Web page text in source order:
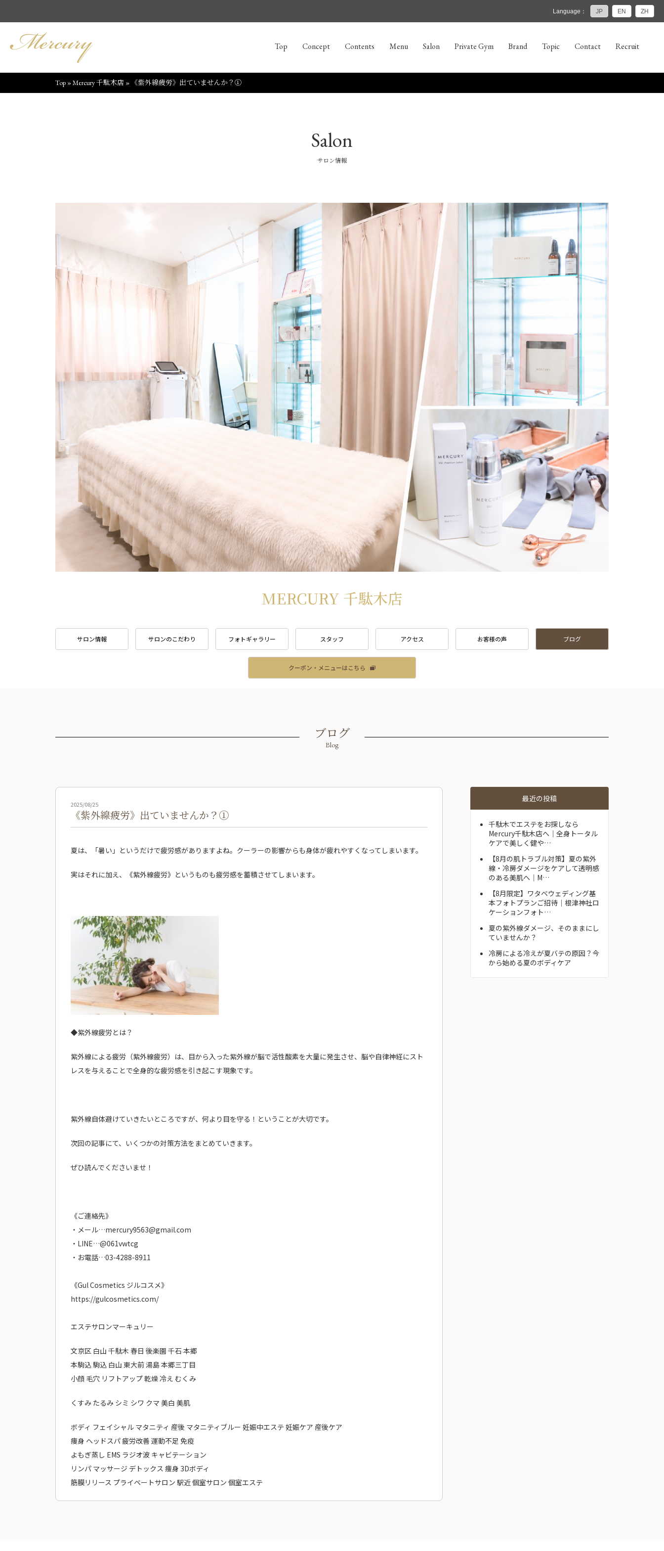
Language： JP EN ZH
Top Concept Contents Menu Salon Private Gym Brand Topic Contact Recruit
Top »Mercury 千駄木店 » 《紫外線疲労》出ていませんか？①
Salon
サロン情報
MERCURY 千駄木店
サロン情報 サロンのこだわり フォトギャラリー スタッフ アクセス お客様の声 ブログ
クーポン・メニューはこちら
ブログ
Blog
2025/08/25
《紫外線疲労》出ていませんか？①
夏は、「暑い」というだけで疲労感がありますよね。クーラーの影響からも身体が疲れやすくなってしまいます。
実はそれに加え、《紫外線疲労》というものも疲労感を蓄積させてしまいます。
◆紫外線疲労とは？
紫外線による疲労（紫外線疲労）は、目から入った紫外線が脳で活性酸素を大量に発生させ、脳や自律神経にスト
レスを与えることで全身的な疲労感を引き起こす現象です。
紫外線自体避けていきたいところですが、何より目を守る！ということが大切です。
次回の記事にて、いくつかの対策方法をまとめていきます。
ぜひ読んでくださいませ！
《ご連絡先》
・メール…mercury9563@gmail.com
・LINE…@061vwtcg
・お電話…03-4288-8911
《Gul Cosmetics ジルコスメ》
https://gulcosmetics.com/
エステサロンマーキュリー
文京区 白山 千駄木 春日 後楽園 千石 本郷
本駒込 駒込 白山 東大前 湯島 本郷三丁目
小顔 毛穴 リフトアップ 乾燥 冷え むくみ
くすみ たるみ シミ シワ クマ 美白 美肌
ボディ フェイシャル マタニティ 産後 マタニティブルー 妊娠中エステ 妊娠ケア 産後ケア
痩身 ヘッドスパ 疲労改善 運動不足 免疫
よもぎ蒸し EMS ラジオ波 キャビテーション
リンパ マッサージ デトックス 痩身 3Dボディ
筋膜リリース プライベートサロン 駅近 個室サロン 個室エステ
最近の投稿
千駄木でエステをお探しなら
Mercury千駄木店へ｜全身トータル
ケアで美しく健や…
【8月の肌トラブル対策】夏の紫外
線・冷房ダメージをケアして透明感
のある美肌へ｜M…
【8月限定】ワタベウェディング基
本フォトプランご招待｜根津神社ロ
ケーションフォト…
夏の紫外線ダメージ、そのままにし
ていませんか？
冷房による冷えが夏バテの原因？今
から始める夏のボディケア